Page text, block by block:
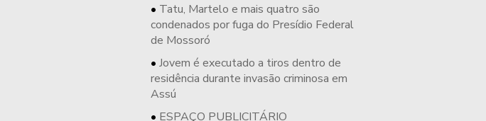
Tatu, Martelo e mais quatro são
condenados por fuga do Presídio Federal
de Mossoró
Jovem é executado a tiros dentro de
residência durante invasão criminosa em
Assú
ESPAÇO PUBLICITÁRIO